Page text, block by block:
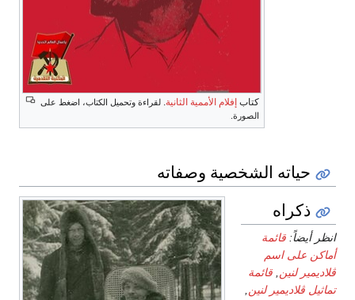
كتاب إفلام الأممية الثانية. لقراءة وتحميل الكتاب، اضغط على
الصورة.
حياته الشخصية وصفاته
ذكراه
انظر أيضاً: قائمة
أماكن على اسم
ڤلاديمير لنين قائمة
تماثيل ڤلاديمير لنين